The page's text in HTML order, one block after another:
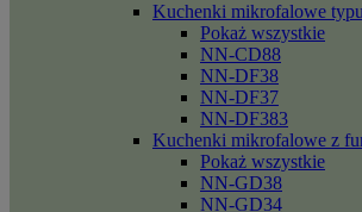
Kuchenki mikrofalowe
Pokaż wszystkie
NN-CD88
NN-DF38
NN-DF37
NN-DF383
Kuchenki mikrofalowe z
Pokaż wszystkie
NN-GD38
NN-GD34